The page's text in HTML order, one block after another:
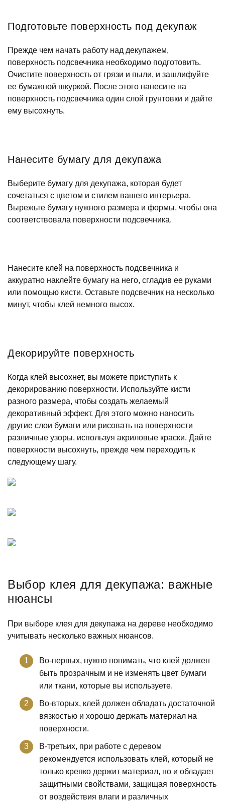
Подготовьте поверхность под декупаж
Прежде чем начать работу над декупажем,
поверхность подсвечника необходимо подготовить.
Очистите поверхность от грязи и пыли, и зашлифуйте
ее бумажной шкуркой. После этого нанесите на
поверхность подсвечника один слой грунтовки и дайте
ему высохнуть.
Нанесите бумагу для декупажа
Выберите бумагу для декупажа, которая будет
сочетаться с цветом и стилем вашего интерьера.
Вырежьте бумагу нужного размера и формы, чтобы она
соответствовала поверхности подсвечника.
Нанесите клей на поверхность подсвечника и
аккуратно наклейте бумагу на него, сгладив ее руками
или помощью кисти. Оставьте подсвечник на несколько
минут, чтобы клей немного высох.
Декорируйте поверхность
Когда клей высохнет, вы можете приступить к
декорированию поверхности. Используйте кисти
разного размера, чтобы создать желаемый
декоративный эффект. Для этого можно наносить
другие слои бумаги или рисовать на поверхности
различные узоры, используя акриловые краски. Дайте
поверхности высохнуть, прежде чем переходить к
следующему шагу.
Выбор клея для декупажа: важные
нюансы
При выборе клея для декупажа на дереве необходимо
учитывать несколько важных нюансов.
Во-первых, нужно понимать, что клей должен
быть прозрачным и не изменять цвет бумаги
или ткани, которые вы используете.
Во-вторых, клей должен обладать достаточной
вязкостью и хорошо держать материал на
поверхности.
В-третьих, при работе с деревом
рекомендуется использовать клей, который не
только крепко держит материал, но и обладает
защитными свойствами, защищая поверхность
от воздействия влаги и различных